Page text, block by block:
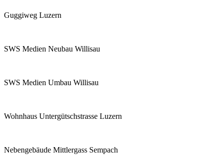
Guggiweg Luzern
SWS Medien Neubau Willisau
SWS Medien Umbau Willisau
Wohnhaus Untergütschstrasse Luzern
Nebengebäude Mittlergass Sempach